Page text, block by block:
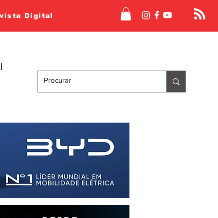
Digital